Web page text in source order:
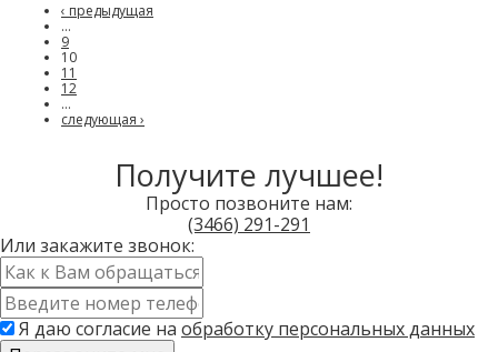
‹ предыдущая
…
9
10
11
12
…
следующая ›
Получите лучшее!
Просто позвоните нам:
(3466) 291-291
Или закажите звонок:
Имя
*Контактный
телефон
* Я даю согласие на обработку персональных данных